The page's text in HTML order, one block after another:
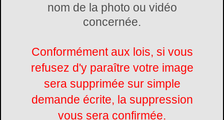
nom de la photo ou vidéo
concernée.
Conformément aux lois, si vous
refusez d'y paraître votre image
sera supprimée sur simple
demande écrite, la suppression
vous sera confirmée.